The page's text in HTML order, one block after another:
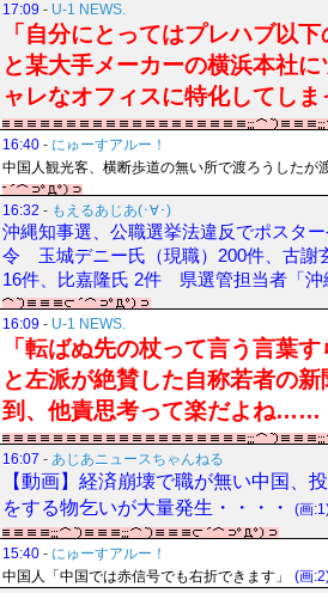
17:09 - U-1 NEWS.
「自分にとってはプレハブ以下
と某大手メーカーの横浜本社
ャレなオフィスに特化してし
16:40 - にゅーすアルー！
中国人観光客、横断歩道の無い所で渡ろうしたが
16:32 - もえるあじあ(･∀･)
沖縄知事選、公職選挙法違反でポスタ
令 玉城デニー氏（現職）200件、古謝
16件、比嘉隆氏 2件 県選管担当者「沖
16:09 - U-1 NEWS.
「転ばぬ先の杖って言う言葉す
と左派が絶賛した自称若者の
到、他責思考って楽だよね……
16:07 - あじあニュースちゃんねる
【動画】経済崩壊で職が無い中国、
をする物乞いが大量発生・・・・
(画
15:40 - にゅーすアルー！
中国人「中国では赤信号でも右折できます」
(画